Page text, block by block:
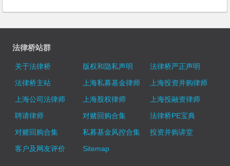
法律桥站群
关于法律桥 版权和隐私声明
法律桥严正声明
法律桥主站
上海私募基金律师
上海投资并购律师
上海公司法律师
上海股权律师
上海投融资律师
聘请律师
对赌回购合集
法律桥PE宝典
对赌回购合集
私募基金风控合集
投资并购讲堂
客户及网友评价
Sitemap